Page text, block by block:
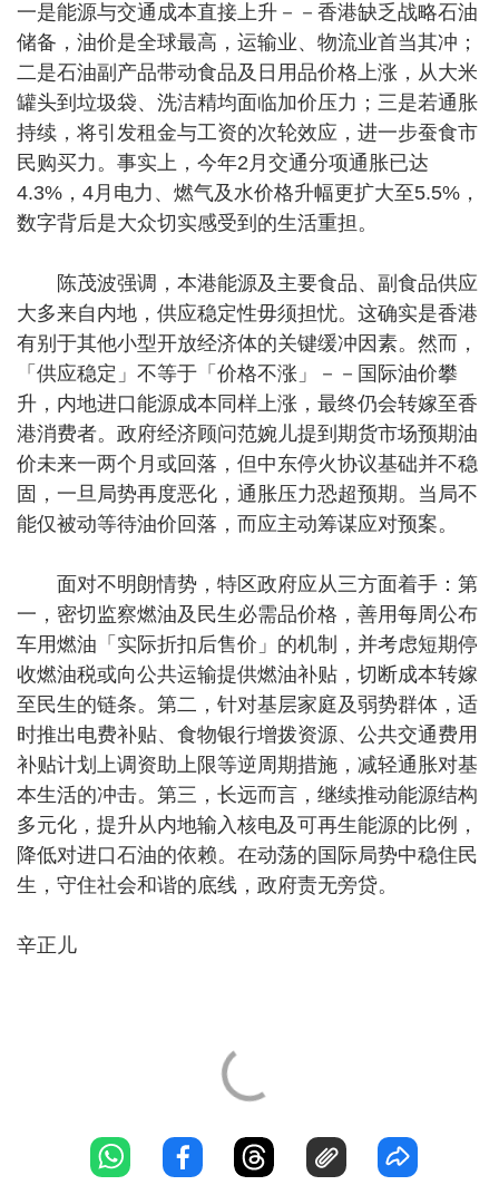
一是能源与交通成本直接上升－－香港缺乏战略石油
储备，油价是全球最高，运输业、物流业首当其冲；
二是石油副产品带动食品及日用品价格上涨，从大米
罐头到垃圾袋、洗洁精均面临加价压力；三是若通胀
持续，将引发租金与工资的次轮效应，进一步蚕食市
民购买力。事实上，今年2月交通分项通胀已达
4.3%，4月电力、燃气及水价格升幅更扩大至5.5%，
数字背后是大众切实感受到的生活重担。
陈茂波强调，本港能源及主要食品、副食品供应
大多来自内地，供应稳定性毋须担忧。这确实是香港
有别于其他小型开放经济体的关键缓冲因素。然而，
「供应稳定」不等于「价格不涨」－－国际油价攀
升，内地进口能源成本同样上涨，最终仍会转嫁至香
港消费者。政府经济顾问范婉儿提到期货市场预期油
价未来一两个月或回落，但中东停火协议基础并不稳
固，一旦局势再度恶化，通胀压力恐超预期。当局不
能仅被动等待油价回落，而应主动筹谋应对预案。
面对不明朗情势，特区政府应从三方面着手：第
一，密切监察燃油及民生必需品价格，善用每周公布
车用燃油「实际折扣后售价」的机制，并考虑短期停
收燃油税或向公共运输提供燃油补贴，切断成本转嫁
至民生的链条。第二，针对基层家庭及弱势群体，适
时推出电费补贴、食物银行增拨资源、公共交通费用
补贴计划上调资助上限等逆周期措施，减轻通胀对基
本生活的冲击。第三，长远而言，继续推动能源结构
多元化，提升从内地输入核电及可再生能源的比例，
降低对进口石油的依赖。在动荡的国际局势中稳住民
生，守住社会和谐的底线，政府责无旁贷。
辛正儿